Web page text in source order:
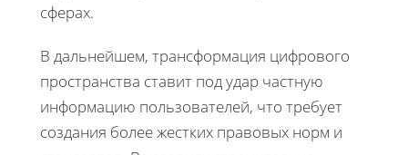
сферах.
В дальнейшем, трансформация цифрового
пространства ставит под удар частную
информацию пользователей, что требует
создания более жестких правовых норм и